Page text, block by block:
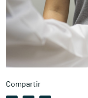
Compartir